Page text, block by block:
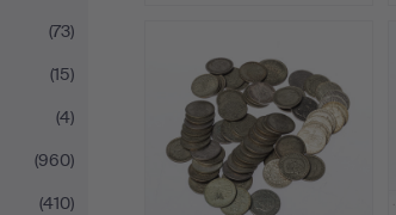
(73)
(15)
(4)
(960)
(410)